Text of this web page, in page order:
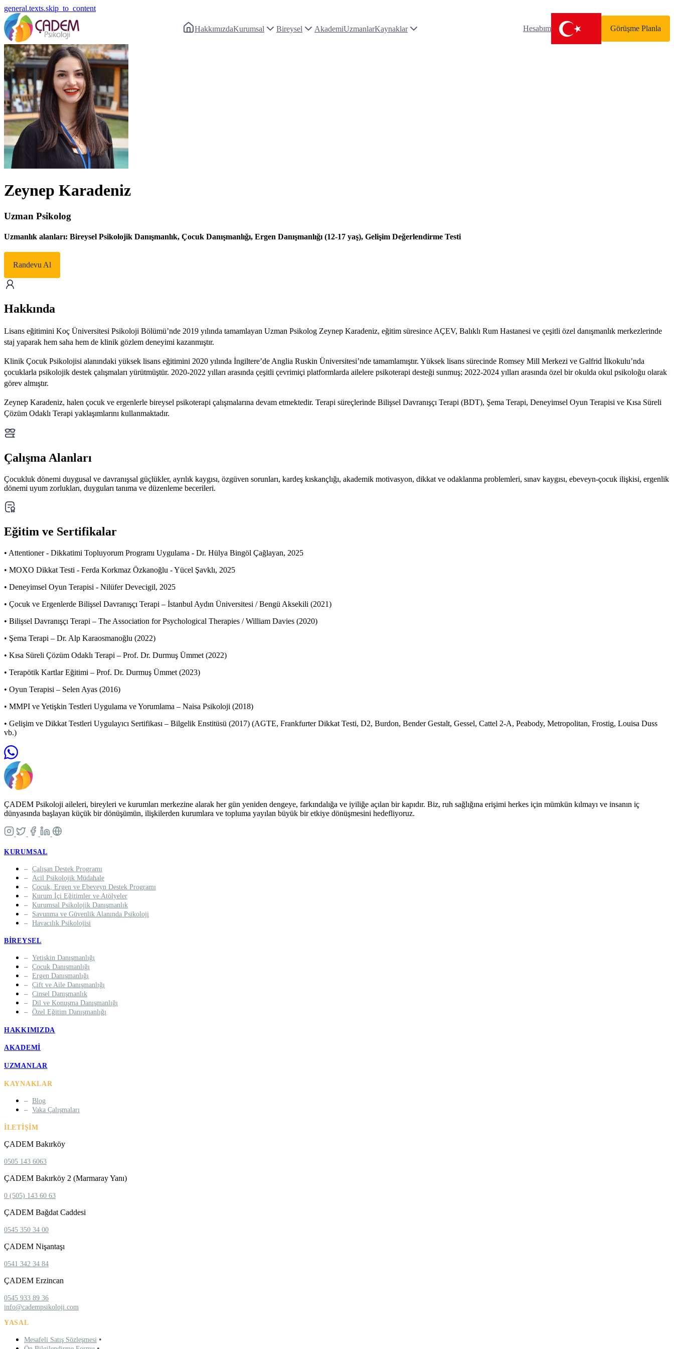
general.texts.skip_to_content
HakkımızdaKurumsal Bireysel AkademiUzmanlarKaynaklar Hesabım Görüşme Planla
Zeynep Karadeniz
Uzman Psikolog
Uzmanlık alanları: Bireysel Psikolojik Danışmanlık, Çocuk Danışmanlığı, Ergen Danışmanlığı (12-17 yaş), Gelişim Değerlendirme Testi
Randevu Al
Hakkında
Lisans eğitimini Koç Üniversitesi Psikoloji Bölümü’nde 2019 yılında tamamlayan Uzman Psikolog Zeynep Karadeniz, eğitim süresince AÇEV, Balıklı Rum Hastanesi ve çeşitli özel danışmanlık merkezlerinde
staj yaparak hem saha hem de klinik gözlem deneyimi kazanmıştır.
Klinik Çocuk Psikolojisi alanındaki yüksek lisans eğitimini 2020 yılında İngiltere’de Anglia Ruskin Üniversitesi’nde tamamlamıştır. Yüksek lisans sürecinde Romsey Mill Merkezi ve Galfrid İlkokulu’nda
çocuklarla psikolojik destek çalışmaları yürütmüştür. 2020-2022 yılları arasında çeşitli çevrimiçi platformlarda ailelere psikoterapi desteği sunmuş; 2022-2024 yılları arasında özel bir okulda okul psikoloğu olarak
görev almıştır.
Zeynep Karadeniz, halen çocuk ve ergenlerle bireysel psikoterapi çalışmalarına devam etmektedir. Terapi süreçlerinde Bilişsel Davranışçı Terapi (BDT), Şema Terapi, Deneyimsel Oyun Terapisi ve Kısa Süreli
Çözüm Odaklı Terapi yaklaşımlarını kullanmaktadır.
Çalışma Alanları
Çocukluk dönemi duygusal ve davranışsal güçlükler, ayrılık kaygısı, özgüven sorunları, kardeş kıskançlığı, akademik motivasyon, dikkat ve odaklanma problemleri, sınav kaygısı, ebeveyn-çocuk ilişkisi, ergenlik
dönemi uyum zorlukları, duyguları tanıma ve düzenleme becerileri.
Eğitim ve Sertifikalar
• Attentioner - Dikkatimi Topluyorum Programı Uygulama - Dr. Hülya Bingöl Çağlayan, 2025
• MOXO Dikkat Testi - Ferda Korkmaz Özkanoğlu - Yücel Şavklı, 2025
• Deneyimsel Oyun Terapisi - Nilüfer Devecigil, 2025
• Çocuk ve Ergenlerde Bilişsel Davranışçı Terapi – İstanbul Aydın Üniversitesi / Bengü Aksekili (2021)
• Bilişsel Davranışçı Terapi – The Association for Psychological Therapies / William Davies (2020)
• Şema Terapi – Dr. Alp Karaosmanoğlu (2022)
• Kısa Süreli Çözüm Odaklı Terapi – Prof. Dr. Durmuş Ümmet (2022)
• Terapötik Kartlar Eğitimi – Prof. Dr. Durmuş Ümmet (2023)
• Oyun Terapisi – Selen Ayas (2016)
• MMPI ve Yetişkin Testleri Uygulama ve Yorumlama – Naisa Psikoloji (2018)
• Gelişim ve Dikkat Testleri Uygulayıcı Sertifikası – Bilgelik Enstitüsü (2017) (AGTE, Frankfurter Dikkat Testi, D2, Burdon, Bender Gestalt, Gessel, Cattel 2-A, Peabody, Metropolitan, Frostig, Louisa Duss
vb.)
ÇADEM Psikoloji aileleri, bireyleri ve kurumları merkezine alarak her gün yeniden dengeye, farkındalığa ve iyiliğe açılan bir kapıdır. Biz, ruh sağlığına erişimi herkes için mümkün kılmayı ve insanın iç
dünyasında başlayan küçük bir dönüşümün, ilişkilerden kurumlara ve topluma yayılan büyük bir etkiye dönüşmesini hedefliyoruz.
KURUMSAL
Çalışan Destek Programı
Acil Psikolojik Müdahale
Çocuk, Ergen ve Ebeveyn Destek Programı
Kurum İçi Eğitimler ve Atölyeler
Kurumsal Psikolojik Danışmanlık
Savunma ve Güvenlik Alanında Psikoloji
Havacılık Psikolojisi
BIREYSEL
Yetişkin Danışmanlığı
Çocuk Danışmanlığı
Ergen Danışmanlığı
Çift ve Aile Danışmanlığı
Cinsel Danışmanlık
Dil ve Konuşma Danışmanlığı
Özel Eğitim Danışmanlığı
HAKKIMIZDA
AKADEMI
UZMANLAR
KAYNAKLAR
Blog
Vaka Çalışmaları
İLETIŞIM
ÇADEM Bakırköy
0505 143 6063
ÇADEM Bakırköy 2 (Marmaray Yanı)
0 (505) 143 60 63
ÇADEM Bağdat Caddesi
0545 350 34 00
ÇADEM Nişantaşı
0541 342 34 84
ÇADEM Erzincan
0545 933 89 36
info@cadempsikoloji.com
YASAL
Mesafeli Satış Sözleşmesi •